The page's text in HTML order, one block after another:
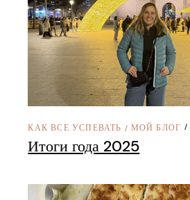
КАК ВСЕ УСПЕВАТЬ / МОЙ БЛОГ
Итоги года 2025